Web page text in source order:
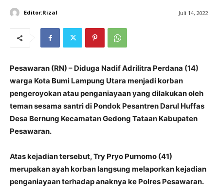
Editor:Rizal Juli 14, 2022
Pesawaran (RN) – Diduga Nadif Adrilitra Perdana (14)
warga Kota Bumi Lampung Utara menjadi korban
pengeroyokan atau penganiayaan yang dilakukan oleh
teman sesama santri di Pondok Pesantren Darul Huffas
Desa Bernung Kecamatan Gedong Tataan Kabupaten
Pesawaran.
Atas kejadian tersebut, Try Pryo Purnomo (41)
merupakan ayah korban langsung melaporkan kejadian
penganiayaan terhadap anaknya ke Polres Pesawaran.